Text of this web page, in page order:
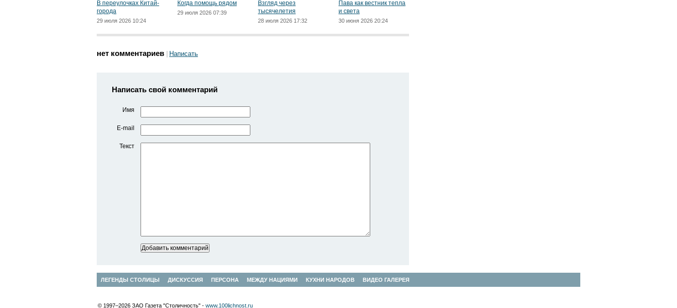
В переулочках Китай-
города
29 июля 2026 10:24
Когда помощь рядом
29 июля 2026 07:39
Взгляд через
тысячелетия
28 июля 2026 17:32
Пава как вестник тепла
и света
30 июня 2026 20:24
нет комментариев Написать
Написать свой комментарий
Имя
E-mail
Текст
ЛЕГЕНДЫ СТОЛИЦЫ ДИСКУССИЯ ПЕРСОНА МЕЖДУ НАЦИЯМИ КУХНИ НАРОДОВ ВИДЕО ГАЛЕРЕЯ
© 1997–2026 ЗАО Газета "Столичность" - www.100lichnost.ru